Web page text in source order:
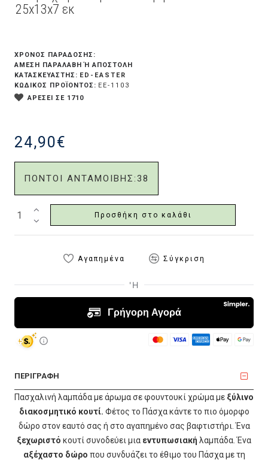
25x13x7 εκ
24,90€
ΠΟΝΤΟΙ ΑΝΤΑΜΟΙΒΗΣ:38
ΧΡΟΝΟΣ ΠΑΡΑΔΟΣΗΣ:
ΆΜΕΣΗ ΠΑΡΑΛΑΒΉ Ή ΑΠΟΣΤΟΛΉ
ΚΑΤΑΣΚΕΥΑΣΤΗΣ: ED-EASTER
ΚΩΔΙΚΟΣ ΠΡΟΪΟΝΤΟΣ: EE-1103
ΑΡΕΣΕΙ ΣΕ 1710
Προσθήκη στο καλάθι
Αγαπημένα Σύγκριση
ΠΕΡΙΓΡΑΦΗ
Πασχαλινή λαμπάδα με άρωμα σε φουντουκί χρώμα με ξύλινο
διακοσμητικό κουτί. Φέτος το Πάσχα κάντε το πιο όμορφο
δώρο στον εαυτό σας ή στο αγαπημένο σας βαφτιστήρι. Ένα
ξεχωριστό κουτί συνοδεύει μια εντυπωσιακή λαμπάδα. Ένα
αξέχαστο δώρο που συνδυάζει το έθιμο του Πάσχα με τη